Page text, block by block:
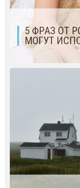
5 ФРАЗ ОТ
МОГУТ